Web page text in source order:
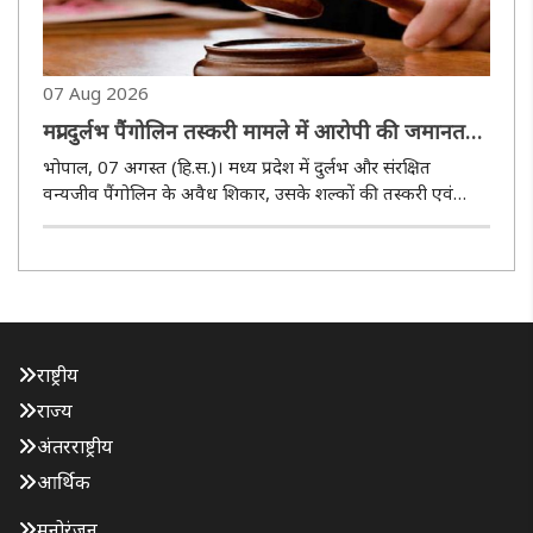
07 Aug 2026
मप्रः दुर्लभ पैंगोलिन तस्करी मामले में आरोपी की जमानत
याचिका खारिज
भोपाल, 07 अगस्त (हि.स.)। मध्य प्रदेश में दुर्लभ और संरक्षित
वन्यजीव पैंगोलिन के अवैध शिकार, उसके शल्कों की तस्करी एवं
राष्ट्रीय
राज्य
अंतरराष्ट्रीय
आर्थिक